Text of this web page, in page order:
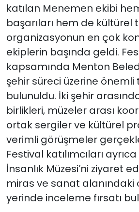
katılan Menemen ekibi
başarıları hem de kültürel
organizasyonun en çok
ekiplerin başında geldi.
kapsamında Menton
şehir süreci üzerine
bulunuldu. İki şehir
birlikleri, müzeler arası
ortak sergiler ve kültürel
verimli görüşmeler
Festival katılımcıları
İnsanlık Müzesi’ni ziyaret
miras ve sanat alanındaki
yerinde inceleme fırsatı